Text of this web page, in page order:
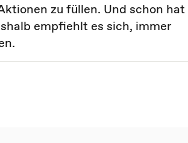
zu füllen. Und schon hat
empfiehlt es sich, immer